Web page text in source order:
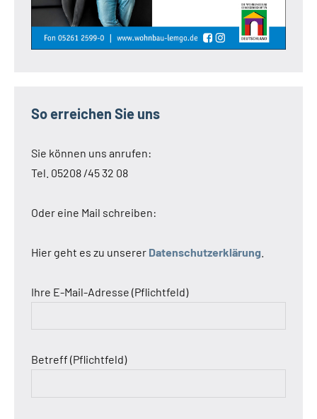
So erreichen Sie uns
Sie können uns anrufen:
Tel. 05208 /45 32 08
Oder eine Mail schreiben:
Hier geht es zu unserer Datenschutzerklärung
Ihre E-Mail-Adresse (Pflichtfeld)
Betreff (Pflichtfeld)